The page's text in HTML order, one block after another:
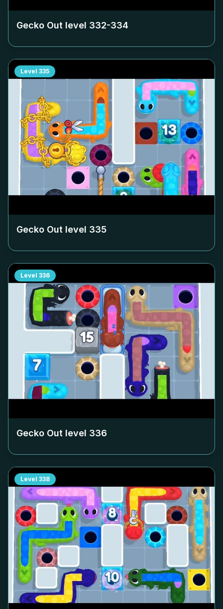
Gecko Out level 332-334
Level 335
Gecko Out level 335
Level 336
Gecko Out level 336
Level 338